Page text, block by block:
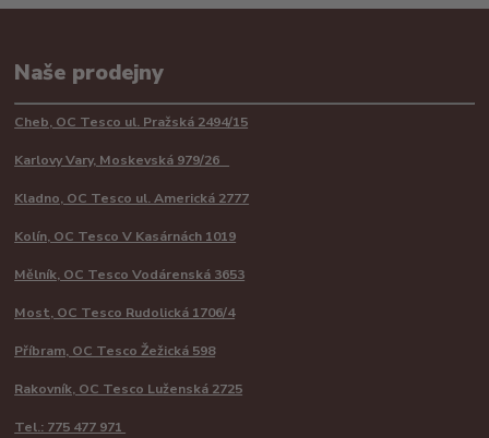
Naše prodejny
Cheb, OC Tesco ul. Pražská 2494/15
Karlovy Vary, Moskevská 979/26
Kladno, OC Tesco ul. Americká 2777
Kolín, OC Tesco V Kasárnách 1019
Mělník, OC Tesco Vodárenská 3653
Most, OC Tesco Rudolická 1706/4
Příbram, OC Tesco Žežická 598
Rakovník, OC Tesco Luženská 2725
Tel.: 775 477 971